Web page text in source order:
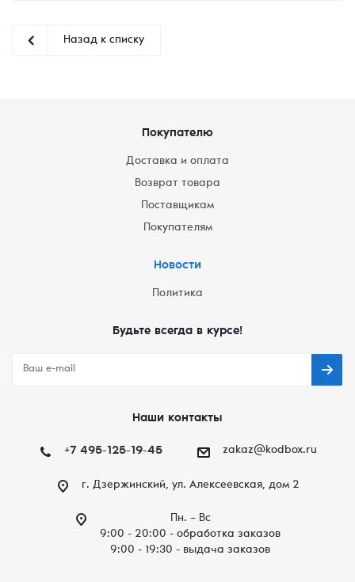
Назад к списку
Покупателю
Доставка и оплата
Возврат товара
Поставщикам
Покупателям
Новости
Политика
Будьте всегда в курсе!
Наши контакты
+7 495-125-19-45 zakaz@kodbox.ru
г. Дзержинский, ул. Алексеевская, дом 2
Пн. – Вc
9:00 - 20:00 - обработка заказов
9:00 - 19:30 - выдача заказов